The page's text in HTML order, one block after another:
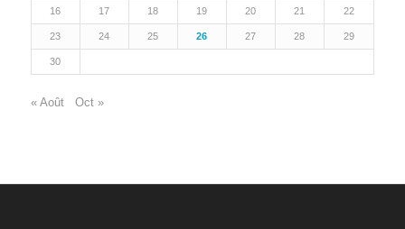
16 17 18 19 20 21 22
23 24 25 26 27 28 29
30
« Août Oct »